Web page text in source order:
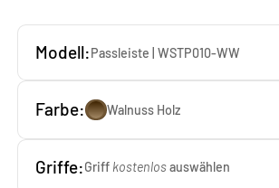
Modell:Passleiste | WSTP010-WW
Farbe: Walnuss Holz
Griffe:Griff kostenlosauswählen